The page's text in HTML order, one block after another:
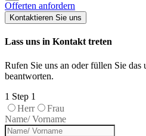
Offerten anfordern
Kontaktieren Sie uns
Lass uns in Kontakt treten
Rufen Sie uns an oder füllen Sie
beantworten.
1 Step 1
Herr
Frau
Name/ Vorname